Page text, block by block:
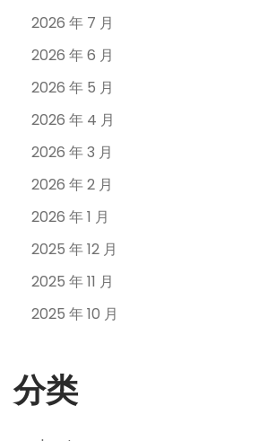
2026 年 7 月
2026 年 6 月
2026 年 5 月
2026 年 4 月
2026 年 3 月
2026 年 2 月
2026 年 1 月
2025 年 12 月
2025 年 11 月
2025 年 10 月
分类